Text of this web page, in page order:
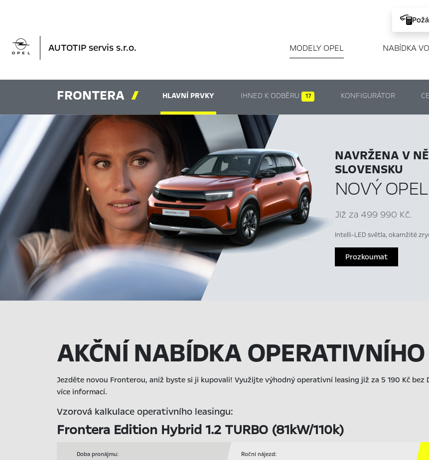
 AUTOTIP servis s.r.o. MODELY OPEL NABÍDKA
FRONTERA  HLAVNÍ PRVKY IHNED K ODBĚRU 17 KONFIGURÁTOR
NAVRŽENA V
SLOVENSKU
NOVÝ
Již za 499 990 Kč.
Intelli-LED světla, okamžité
Prozkoumat
AKČNÍ NABÍDKA
Jezděte novou Fronterou, aniž byste si ji kupovali! Využijte výhodný operativní leasing již za 5 190 Kč bez
více informací.
Vzorová kalkulace operativního leasingu:
Frontera Edition Hybrid 1.2 TURBO (81kW/110k)
Doba pronájmu: Roční nájezd: